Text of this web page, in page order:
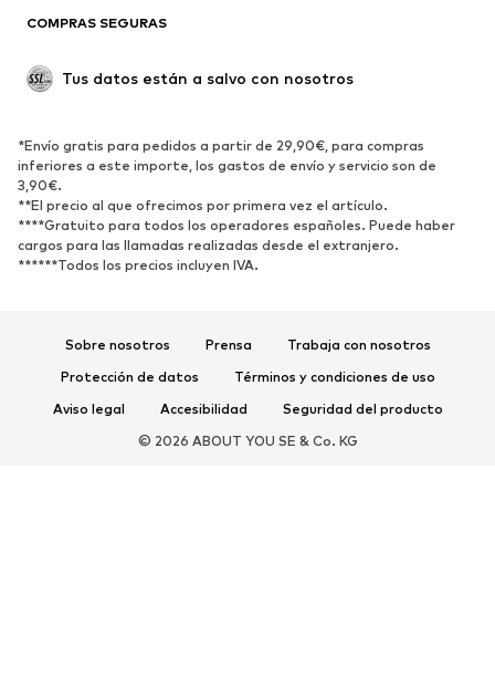
Nuevo
Tendencia
Zapatos bajos
Zapatos deportivos
Zapatos abiertos
DEPORTE
Ropa deportiva
Disciplinas deportivas
Complementos deportivos
COMPLEMENTOS
COMPRAS SEGURAS
Tus datos están a salvo con nosotros
*Envío gratis para pedidos a partir de 29,90€, para compras
inferiores a este importe, los gastos de envío y servicio son de
3,90€.
**El precio al que ofrecimos por primera vez el artículo.
****Gratuito para todos los operadores españoles. Puede haber
cargos para las llamadas realizadas desde el extranjero.
******Todos los precios incluyen IVA.
Sobre nosotros Prensa
Trabaja con nosotros
Protección de datos
Términos y condiciones de uso
Aviso legal
Accesibilidad
Seguridad del producto
© 2026 ABOUT YOU SE & Co. KG